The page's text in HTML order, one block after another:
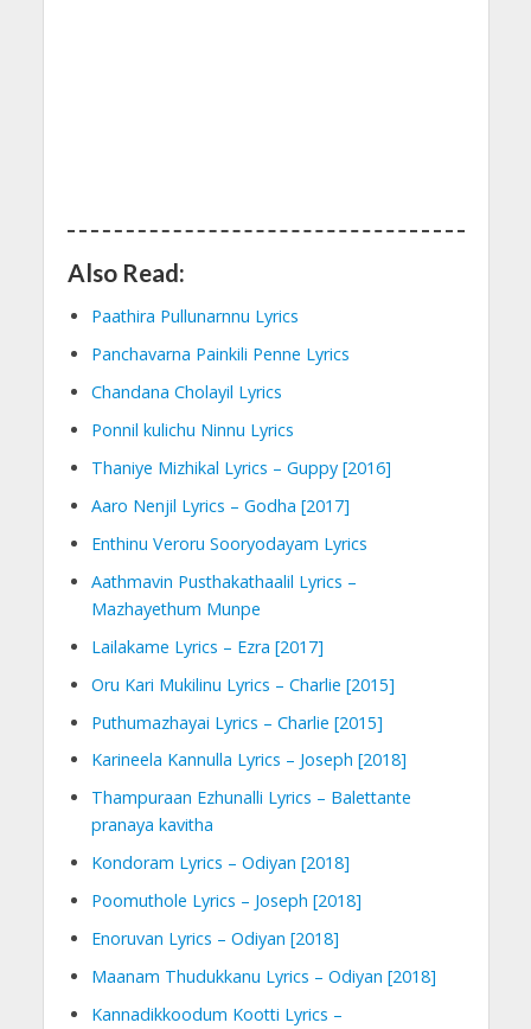
Also Read:
Paathira Pullunarnnu Lyrics
Panchavarna Painkili Penne Lyrics
Chandana Cholayil Lyrics
Ponnil kulichu Ninnu Lyrics
Thaniye Mizhikal Lyrics – Guppy [2016]
Aaro Nenjil Lyrics – Godha [2017]
Enthinu Veroru Sooryodayam Lyrics
Aathmavin Pusthakathaalil Lyrics –
Mazhayethum Munpe
Lailakame Lyrics – Ezra [2017]
Oru Kari Mukilinu Lyrics – Charlie [2015]
Puthumazhayai Lyrics – Charlie [2015]
Karineela Kannulla Lyrics – Joseph [2018]
Thampuraan Ezhunalli Lyrics – Balettante
pranaya kavitha
Kondoram Lyrics – Odiyan [2018]
Poomuthole Lyrics – Joseph [2018]
Enoruvan Lyrics – Odiyan [2018]
Maanam Thudukkanu Lyrics – Odiyan [2018]
Kannadikkoodum Kootti Lyrics –